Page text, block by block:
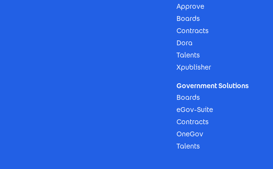
Approve
Boards
Contracts
Dora
Talents
Xpublisher
Government Solutions
Boards
eGov-Suite
Contracts
OneGov
Talents